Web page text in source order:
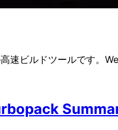
速ビルドツールです。